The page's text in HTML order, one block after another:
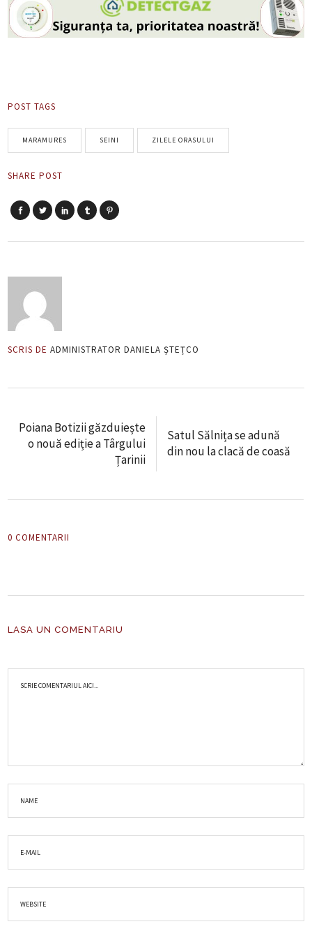
POST TAGS
MARAMURES SEINI ZILELE ORASULUI
SHARE POST
SCRIS DE ADMINISTRATOR DANIELA ȘTEȚCO
Poiana Botizii găzduiește
o nouă ediție a Târgului
Țarinii
Satul Sălnița se adună
din nou la clacă de coasă
0 COMENTARII
LASA UN COMENTARIU